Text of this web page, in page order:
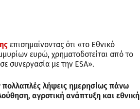
επισημαίνοντας ότι «το Εθνικό
ευρώ, χρηματοδοτείται από το
συνεργασία με την ESA».
πολλαπλές λήψεις ημερησίως πάνω
αγροτική ανάπτυξη και εθνική